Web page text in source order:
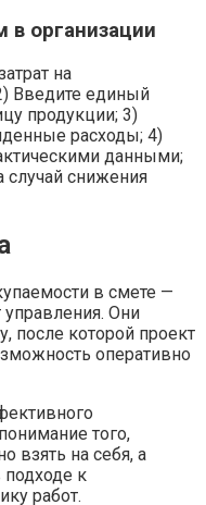
организации
на
Введите единый
продукции; 3)
расходы; 4)
данными;
случай снижения
в смете —
управления. Они
после которой проект
оперативно
того,
взять на себя, а
к
работ.